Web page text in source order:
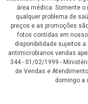
área médica. Somente
qualquer problema de
preços e as promoções
fotos contidas em
disponibilidade sujeitos
antimicrobianos vendas
344 - 01/02/1999 -
de Vendas e
domingo a